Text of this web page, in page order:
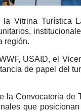
Vitrina Turística
región.
USAID, el
de papel del
la Convocatoria de
que